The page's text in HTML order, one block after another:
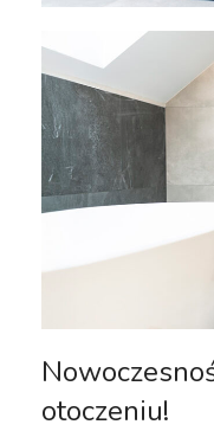
otoczeniu!